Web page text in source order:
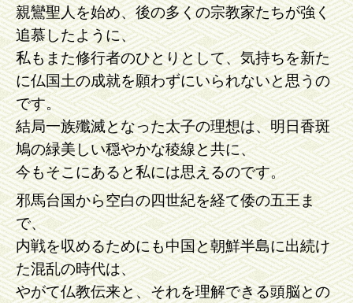
親鸞聖人を始め、後の多くの宗教家たちが強く
追慕したように、
私もまた修行者のひとりとして、気持ちを新た
に仏国土の成就を願わずにいられないと思うの
です。
結局一族殲滅となった太子の理想は、明日香斑
鳩の緑美しい穏やかな稜線と共に、
今もそこにあると私には思えるのです。
邪馬台国から空白の四世紀を経て倭の五王ま
で、
内戦を収めるためにも中国と朝鮮半島に出続け
た混乱の時代は、
やがて仏教伝来と、それを理解できる頭脳との